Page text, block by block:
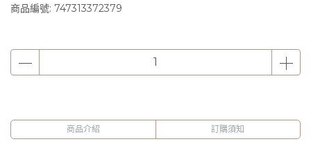
商品編號: 747313372379
商品介紹 訂購須知